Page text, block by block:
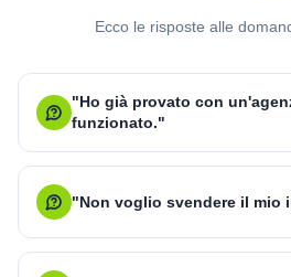
Ecco le risposte alle
"Ho già provato con
funzionato."
"Non voglio svendere il mio